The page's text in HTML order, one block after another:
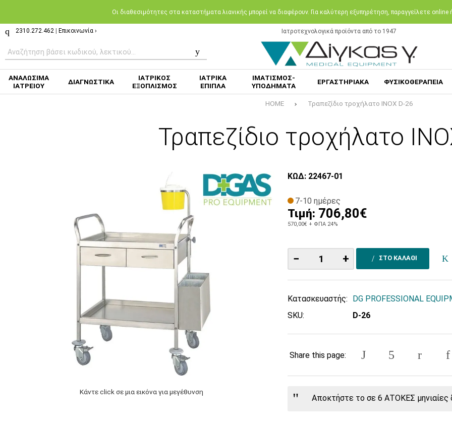
Oι διαθεσιμότητες στα καταστήματα λιανικής μπορεί να διαφέρουν. Για καλύτερη εξυπηρέτηση, παραγγείλετε
2310.272.462 Επικοινωνία › Ιατροτεχνολογικά προϊόντα από το 1947
ΑΝΑΛΩΣΙΜΑ
ΙΑΤΡΕΙΟΥ
ΔΙΑΓΝΩΣΤΙΚΑ
ΙΑΤΡΙΚΟΣ
ΕΞΟΠΛΙΣΜΟΣ
ΙΑΤΡΙΚΑ
ΕΠΙΠΛΑ
ΙΜΑΤΙΣΜΟΣ-
ΥΠΟΔΗΜΑΤΑ
ΕΡΓΑΣΤΗΡΙΑΚΑ ΦΥΣΙΚΟΘΕΡΑΠΕΙΑ
HOME Τραπεζίδιο τροχήλατο INOX D-26
Τραπεζίδιο τροχήλατο
Κάντε click σε μια εικόνα για μεγέθυνση
ΚΩΔ: 22467-01
7-10 ημέρες
Τιμή: 706,80€
570,00€ + ΦΠΑ 24%
− + ΣΤΟ ΚΑΛΑΘΙ
Κατασκευαστής:
DG PROFESSIONAL
SKU:
D-26
Share this page:
Αποκτήστε το σε 6 ΑΤΟΚΕΣ